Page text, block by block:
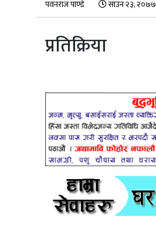
पवनराज पाण्डे साउन २३, २०७७
प्रतिक्रिया